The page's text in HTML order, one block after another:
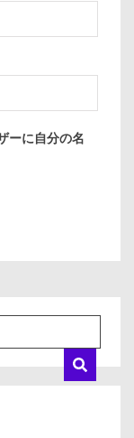
ーに自分の名